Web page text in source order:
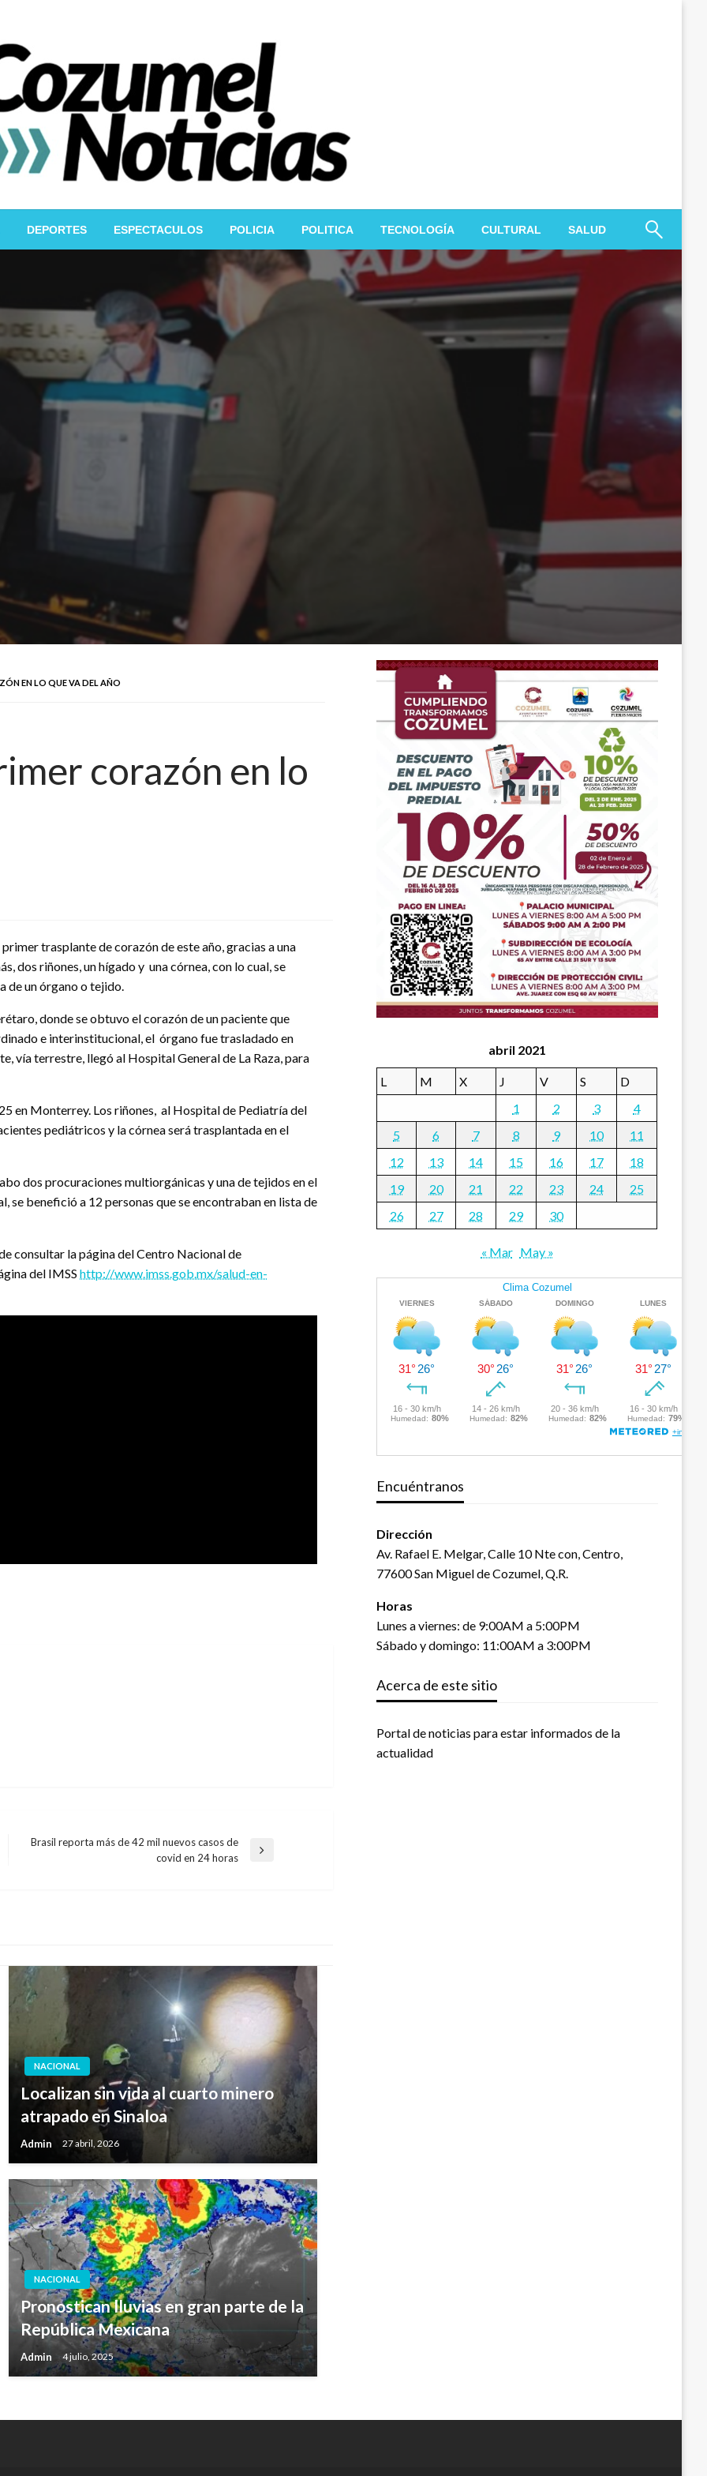
DEPORTES ESPECTACULOS POLICIA POLITICA TECNOLOGÍA CULTURAL SALUD
EN LO QUE VA DEL AÑO
corazón en lo
trasplante de corazón de este año, gracias a una
dos riñones, un hígado y una córnea, con lo cual, se
de un órgano o tejido.
donde se obtuvo el corazón de un paciente que
e interinstitucional, el órgano fue trasladado en
vía terrestre, llegó al Hospital General de La Raza, para
en Monterrey. Los riñones, al Hospital de Pediatría del
pediátricos y la córnea será trasplantada en el
dos procuraciones multiorgánicas y una de tejidos en el
se benefició a 12 personas que se encontraban en lista de
consultar la página del Centro Nacional de
del IMSS http://www.imss.gob.mx/salud-en-
Brasil reporta más de 42 mil nuevos casos de
covid en 24 horas
NACIONAL
Localizan sin vida al cuarto minero
atrapado en Sinaloa
Admin 27 abril, 2026
NACIONAL
Pronostican lluvias en gran parte de la
República Mexicana
Admin 4 julio, 2025
abril 2021
L M X J V S
D
1
2 3
4
5
6 7 8 9 10
11
12
13 14 15 16 17
18
19
20 21 22 23 24
25
26
27 28 29 30
« Mar May »
Encuéntranos
Dirección
Av. Rafael E. Melgar, Calle 10 Nte con, Centro,
77600 San Miguel de Cozumel, Q.R.
Horas
Lunes a viernes: de 9:00AM a 5:00PM
Sábado y domingo: 11:00AM a 3:00PM
Acerca de este sitio
Portal de noticias para estar informados de la
actualidad